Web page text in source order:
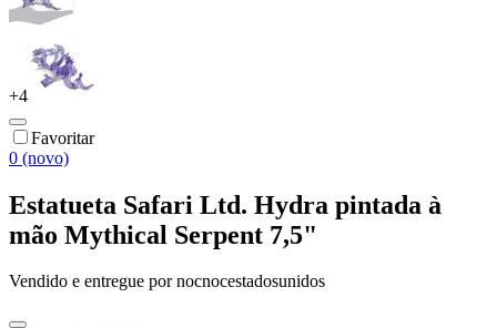
+4
Favoritar
0 (novo)
Estatueta Safari Ltd. Hydra pintada à
mão Mythical Serpent 7,5"
Vendido e entregue por nocnocestadosunidos